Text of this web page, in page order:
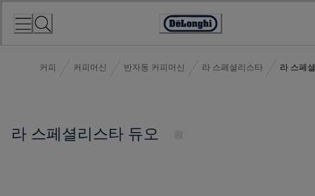
Accessibility
커피 커피머신 반자동 커피머신 라 스페셜리스타 라 스페
라 스페셜리스타 듀오